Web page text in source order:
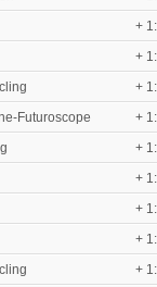
+
+
+
Futuroscope
+
+
+
+
+
+